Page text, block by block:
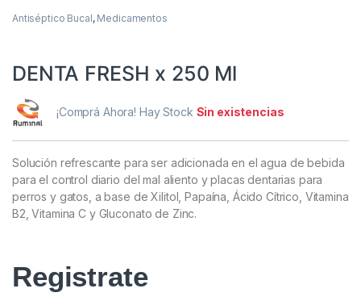
Antiséptico Bucal, Medicamentos
DENTA FRESH x 250 Ml
¡Comprá Ahora! Hay Stock Sin existencias
Solución refrescante para ser adicionada en el agua de bebida
para el control diario del mal aliento y placas dentarias para
perros y gatos, a base de Xilitol, Papaína, Ácido Cítrico, Vitamina
B2, Vitamina C y Gluconato de Zinc.
Registrate